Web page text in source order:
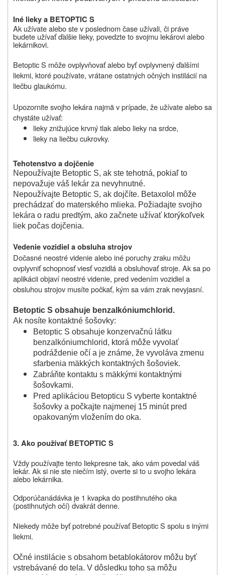
Iné lieky a BETOPTIC S
Ak užívatealebo ste v poslednom čase užívali, či práve
budete užívať ďalšie lieky, povedzte to svojmu lekárovi alebo
lekárnikovi.
Betoptic S môže ovplyvňovať alebo byť ovplyvnený ďalšími
liekmi, ktoré používate, vrátane ostatných očných instilácií na
liečbu glaukómu.
Upozornite svojho lekára najmä v prípade, že užívate alebo sa
chystáte užívať:
lieky znižujúce krvný tlak alebo lieky na srdce,
lieky na liečbu cukrovky.
Tehotenstvoadojčenie
Nepoužívajte Betoptic S, ak ste tehotná, pokiaľ to
nepovažuje váš lekár za nevyhnutné.
Nepoužívajte Betoptic S, ak dojčíte. Betaxolol môže
prechádzať do materského mlieka. Požiadajte svojho
lekára o radu predtým, ako začnete užívať ktorýkoľvek
liek počas dojčenia.
Vedenie vozidiel a obsluha strojov
Dočasné neostré videnie alebo iné poruchy zraku môžu
ovplyvniť schopnosť viesť vozidlá a obsluhovať stroje. Ak sa po
aplikácii objaví neostré videnie, pred vedením vozidiel a
obsluhou strojov musíte počkať, kým sa vám zrak nevyjasní.
Betoptic S obsahuje benzalkóniumchlorid.
Ak nosíte kontaktné šošovky:
Betoptic S obsahuje konzervačnú látku
benzalkóniumchlorid, ktorá môže vyvolať
podráždenie očí a je známe, že vyvoláva zmenu
sfarbenia mäkkých kontaktných šošoviek.
Zabráňte kontaktu s mäkkými kontaktnými
šošovkami.
Pred aplikáciou Betopticu S vyberte kontaktné
šošovky a počkajte najmenej 15 minút pred
opakovaným vložením do oka.
3. Ako používať BETOPTIC S
Vždypoužívajtetento liekpresne tak, ako vám povedal váš
lekár. Ak si nie ste niečím istý, overte si to u svojho lekára
alebo lekárnika.
Odporúčanádávka je 1 kvapka do postihnutého oka
(postihnutých očí) dvakrát denne.
Niekedy môže byť potrebné používať Betoptic S spolu s inými
liekmi.
Očné instilácie s obsahom betablokátorov môžu byť
vstrebávané do tela. V dôsledku toho sa môžu